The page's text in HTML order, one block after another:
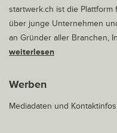
startwerk.ch ist die Plattform
über junge Unternehmen
an Gründer aller Branchen,
weiterlesen
Werben
Mediadaten und